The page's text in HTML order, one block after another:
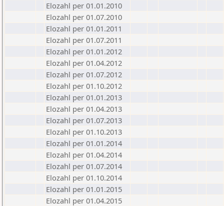
Elozahl per 01.01.2010
Elozahl per 01.07.2010
Elozahl per 01.01.2011
Elozahl per 01.07.2011
Elozahl per 01.01.2012
Elozahl per 01.04.2012
Elozahl per 01.07.2012
Elozahl per 01.10.2012
Elozahl per 01.01.2013
Elozahl per 01.04.2013
Elozahl per 01.07.2013
Elozahl per 01.10.2013
Elozahl per 01.01.2014
Elozahl per 01.04.2014
Elozahl per 01.07.2014
Elozahl per 01.10.2014
Elozahl per 01.01.2015
Elozahl per 01.04.2015